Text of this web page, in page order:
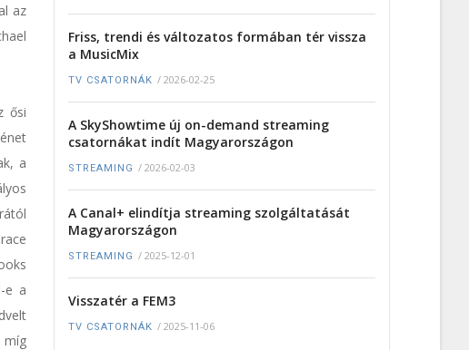
az
ősi
a
e a
Friss, trendi és változatos formában tér vissza
a MusicMix
TV CSATORNÁK / 2026-02-25
A SkyShowtime új on-demand streaming
csatornákat indít Magyarországon
STREAMING / 2026-02-03
A Canal+ elindítja streaming szolgáltatását
Magyarországon
STREAMING / 2025-12-01
Visszatér a FEM3
TV CSATORNÁK / 2025-11-06